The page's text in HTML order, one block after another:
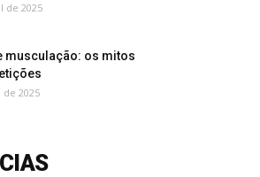
de 2025
musculação: os mitos
de 2025